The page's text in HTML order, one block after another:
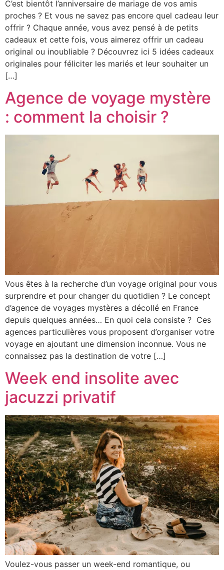
C’est bientôt l’anniversaire de mariage de vos amis
proches ? Et vous ne savez pas encore quel cadeau leur
offrir ? Chaque année, vous avez pensé à de petits
cadeaux et cette fois, vous aimerez offrir un cadeau
original ou inoubliable ? Découvrez ici 5 idées cadeaux
originales pour féliciter les mariés et leur souhaiter un
[…]
Agence de voyage mystère
: comment la choisir ?
Vous êtes à la recherche d’un voyage original pour vous
surprendre et pour changer du quotidien ? Le concept
d’agence de voyages mystères a décollé en France
depuis quelques années… En quoi cela consiste ? Ces
agences particulières vous proposent d’organiser votre
voyage en ajoutant une dimension inconnue. Vous ne
connaissez pas la destination de votre […]
Week end insolite avec
jacuzzi privatif
Voulez-vous passer un week-end romantique, ou